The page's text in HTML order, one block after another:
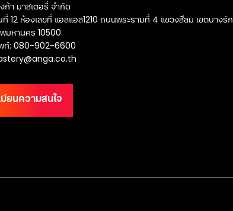
ก้า มาสเตอรี่ จำกัด
ห้องเลขที่ แอลแอล1210 ถนนพระรามที่ 4 แขวงสีลม เขตบางรัก
มหานคร 10500
พท์: 080-902-6600
บียนความสนใจ